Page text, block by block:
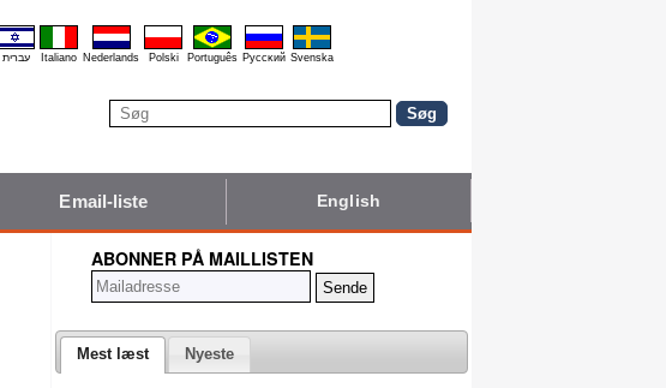
עברית Italiano Nederlands Polski Português Pyccĸий Svenska
Email-liste English
ABONNER PÅ MAILLISTEN
Mest læst Nyeste